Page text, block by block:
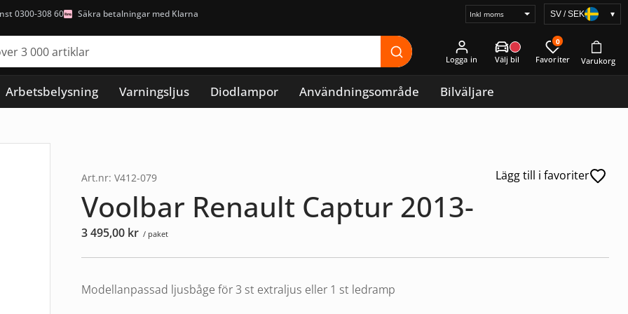
0300-308 60 Säkra betalningar med Klarna
Välj
SV / SEK ▾
Logga in
0
Arbetsbelysning Varningsljus Diodlampor Användningsområde Bilväljare
Lägg till i favoriter
Art.nr: V412-079
Voolbar Renault Captur 2013-
3 495,00 kr / paket
Modellanpassad ljusbåge för 3 st extraljus eller 1 st ledramp